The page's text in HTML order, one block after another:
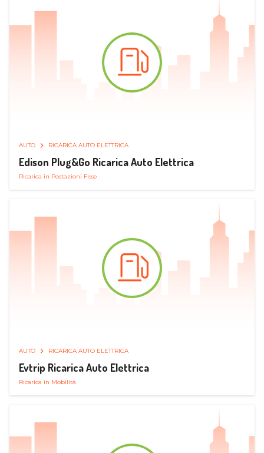
AUTO RICARICA AUTO ELETTRICA
Edison Plug&Go Ricarica Auto Elettrica
Ricarica in Postazioni Fisse
AUTO RICARICA AUTO ELETTRICA
Evtrip Ricarica Auto Elettrica
Ricarica in Mobilità